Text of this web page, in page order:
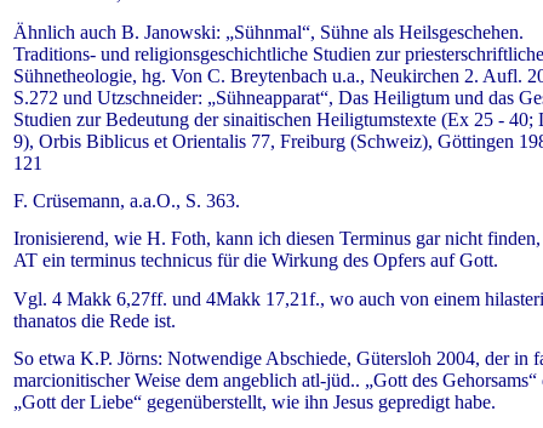
Ähnlich auch B. Janowski: „Sühnmal“, Sühne als Heilsgeschehen.
Traditions- und religionsgeschichtliche Studien zur
Sühnetheologie, hg. Von C. Breytenbach u.a., Neukirchen 2. Aufl.
S.272 und Utzschneider: „Sühneapparat“, Das Heiligtum und das
Studien zur Bedeutung der sinaitischen Heiligtumstexte (Ex 25 - 40;
9), Orbis Biblicus et Orientalis 77, Freiburg (Schweiz), Göttingen
121
F. Crüsemann, a.a.O., S. 363.
Ironisierend, wie H. Foth, kann ich diesen Terminus gar nicht
AT ein terminus technicus für die Wirkung des Opfers auf Gott.
Vgl. 4 Makk 6,27ff. und 4Makk 17,21f., wo auch von einem
thanatos die Rede ist.
So etwa K.P. Jörns: Notwendige Abschiede, Gütersloh 2004, der in
marcionitischer Weise dem angeblich atl-jüd.. „Gott des Gehorsams“
„Gott der Liebe“ gegenüberstellt, wie ihn Jesus gepredigt habe.